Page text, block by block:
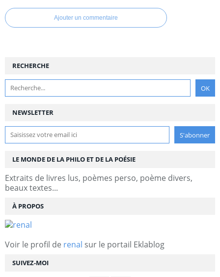
Ajouter un commentaire
NEWSLETTER
SUIVEZ-MOI
RECHERCHE
LE MONDE DE LA PHILO ET DE LA POÉSIE
Extraits de livres lus, poèmes perso, poème divers,
beaux textes...
À PROPOS
Voir le profil de renal sur le portail Eklablog